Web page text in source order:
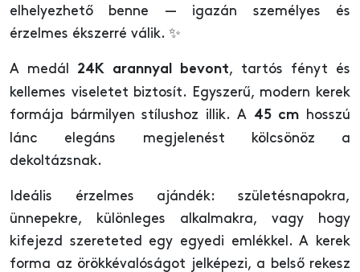
elhelyezhető benne — igazán személyes és
érzelmes ékszerré válik. ✨
A medál 24K arannyal bevont, tartós fényt és
kellemes viseletet biztosít. Egyszerű, modern kerek
formája bármilyen stílushoz illik. A 45 cm hosszú
lánc elegáns megjelenést kölcsönöz a
dekoltázsnak.
Ideális érzelmes ajándék: születésnapokra,
ünnepekre, különleges alkalmakra, vagy hogy
kifejezd szereteted egy egyedi emlékkel. A kerek
forma az örökkévalóságot jelképezi, a belső rekesz